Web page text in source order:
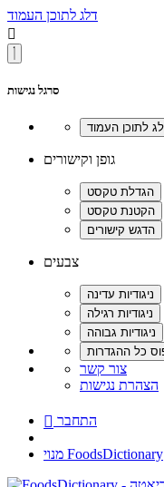
דלג לתוכן העמוד

סרגל נגישות
גופן וקישורים
צבעים
צור קשר
הצהרת נגישות
 התחבר
מנוי FoodsDictionary